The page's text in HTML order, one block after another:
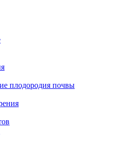
плодородия почвы